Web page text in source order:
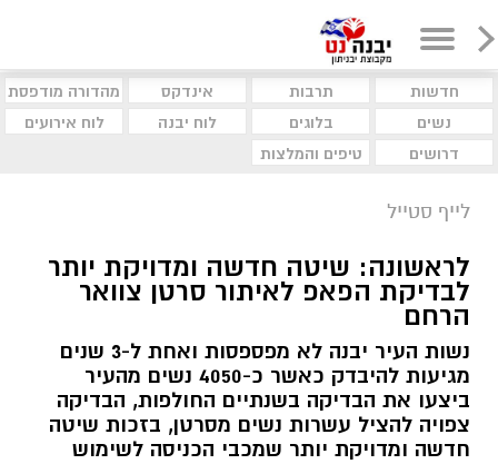
חדשות תרבות אינדקס
מהדורה מודפסת
נשים
בלוגים לוח יבנה
לוח אירועים
דרושים
טיפים והמלצות
לייף סטייל
לראשונה: שיטה חדשה ומדויקת יותר
לבדיקת הפאפ לאיתור סרטן צוואר
הרחם
נשות העיר יבנה לא מפספסות ואחת ל-3 שנים
מגיעות להיבדק כאשר כ-4050 נשים מהעיר
ביצעו את הבדיקה בשנתיים החולפות, הבדיקה
צפויה להציל עשרות נשים מסרטן, בזכות שיטה
חדשה ומדויקת יותר שמכבי הכניסה לשימוש